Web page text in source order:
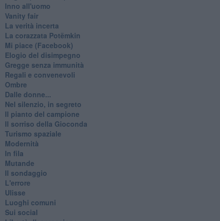
Inno all'uomo
Vanity fair
La verità incerta
La corazzata Potëmkin
Mi piace (Facebook)
Elogio del disimpegno
Gregge senza immunità
Regali e convenevoli
Ombre
Dalle donne...
Nel silenzio, in segreto
Il pianto del campione
Il sorriso della Gioconda
Turismo spaziale
Modernità
In fila
Mutande
Il sondaggio
L'errore
Ulisse
Luoghi comuni
Sui social